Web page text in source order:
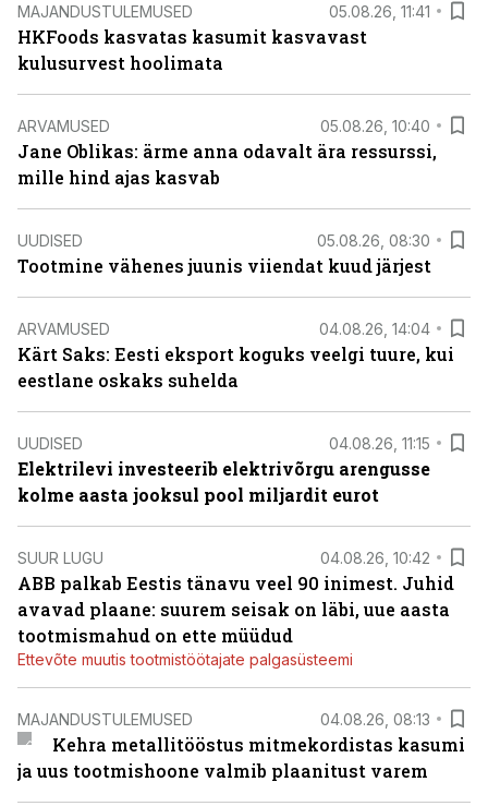
MAJANDUSTULEMUSED 05.08.26, 11:41
HKFoods kasvatas kasumit kasvavast
kulusurvest hoolimata
ARVAMUSED 05.08.26, 10:40
Jane Oblikas: ärme anna odavalt ära ressurssi,
mille hind ajas kasvab
UUDISED 05.08.26, 08:30
Tootmine vähenes juunis viiendat kuud järjest
ARVAMUSED 04.08.26, 14:04
Kärt Saks: Eesti eksport koguks veelgi tuure, kui
eestlane oskaks suhelda
UUDISED 04.08.26, 11:15
Elektrilevi investeerib elektrivõrgu arengusse
kolme aasta jooksul pool miljardit eurot
SUUR LUGU 04.08.26, 10:42
ABB palkab Eestis tänavu veel 90 inimest. Juhid
avavad plaane: suurem seisak on läbi, uue aasta
tootmismahud on ette müüdud
Ettevõte muutis tootmistöötajate palgasüsteemi
MAJANDUSTULEMUSED 04.08.26, 08:13
Kehra metallitööstus mitmekordistas kasumi
ja uus tootmishoone valmib plaanitust varem